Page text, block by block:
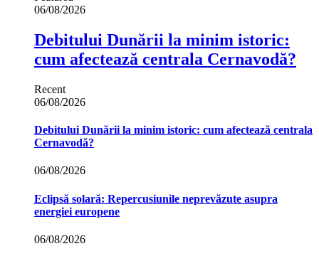
06/08/2026
Debitului Dunării la minim istoric:
cum afectează centrala Cernavodă?
Recent
06/08/2026
Debitului Dunării la minim istoric: cum afectează centrala
Cernavodă?
06/08/2026
Eclipsă solară: Repercusiunile neprevăzute asupra
energiei europene
06/08/2026